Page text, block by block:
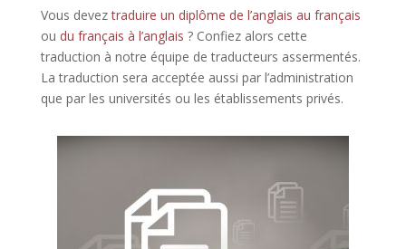
Vous deveztraduire un diplôme de l’anglais au français
ou du français à l’anglais ? Confiez alors cette
traduction à notre équipe de traducteurs assermentés.
La traduction sera acceptée aussi par l’administration
que par les universités ou les établissements privés.